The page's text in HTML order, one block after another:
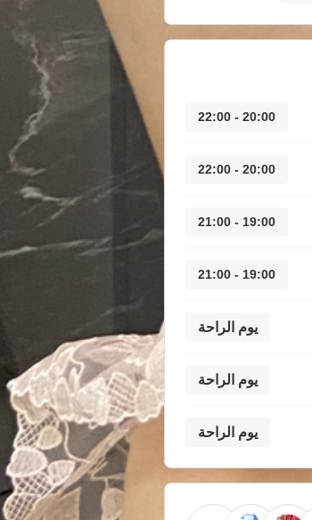
20:00 - 22:00
20:00 - 22:00
19:00 - 21:00
19:00 - 21:00
يوم الراحة
يوم الراحة
يوم الراحة